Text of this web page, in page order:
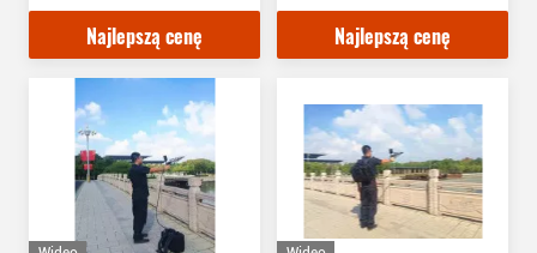
Odległość zakłócania
Najlepszą cenę
anten dla dronów
Najlepszą cenę